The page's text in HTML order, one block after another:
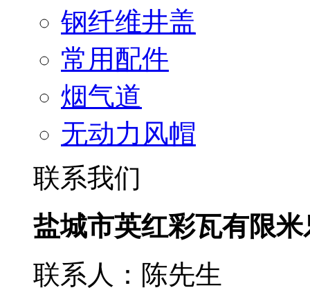
钢纤维井盖
常用配件
烟气道
无动力风帽
联系我们
盐城市英红彩瓦有限
联系人：陈先生